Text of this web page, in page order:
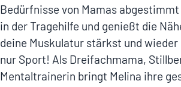
Bedürfnisse von Mamas
in der Tragehilfe und genießt die
deine Muskulatur stärkst und
nur Sport! Als Dreifachmama,
Mentaltrainerin bringt Melina ihre